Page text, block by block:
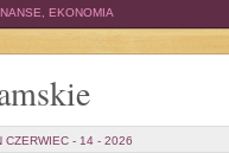
EKONOMIA
CZERWIEC - 14 - 2026